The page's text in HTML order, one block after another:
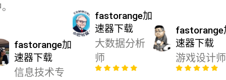
fastorange加
速器下载
信息技术专
fastorange加
速器下载
大数据分析
师
fastorange
速器下载
游戏设计师